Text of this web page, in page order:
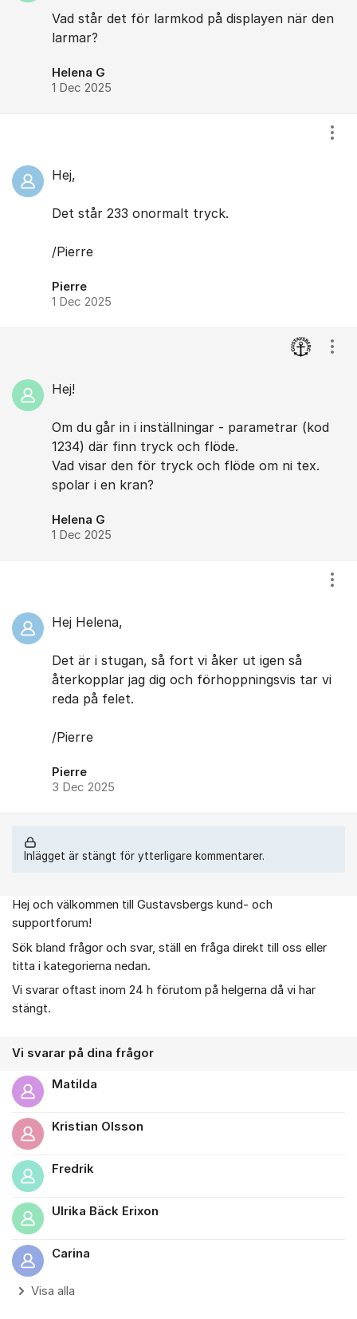
Vad står det för larmkod på displayen när den
larmar?
Helena G
1 Dec 2025
Hej,
Det står 233 onormalt tryck.
/Pierre
Pierre
1 Dec 2025
Hej!
Om du går in i inställningar - parametrar (kod
1234) där finn tryck och flöde.
Vad visar den för tryck och flöde om ni tex.
spolar i en kran?
Helena G
1 Dec 2025
Hej Helena,
Det är i stugan, så fort vi åker ut igen så
återkopplar jag dig och förhoppningsvis tar vi
reda på felet.
/Pierre
Pierre
3 Dec 2025
Inlägget är stängt för ytterligare kommentarer.
Om forumet
Hej och välkommen till Gustavsbergs kund- och
supportforum!
Sök bland frågor och svar, ställ en fråga direkt till oss eller
titta i kategorierna nedan.
Vi svarar oftast inom 24 h förutom på helgerna då vi har
stängt.
Vi svarar på dina frågor
Matilda
Kristian Olsson
Fredrik
Ulrika Bäck Erixon
Carina
Visa alla